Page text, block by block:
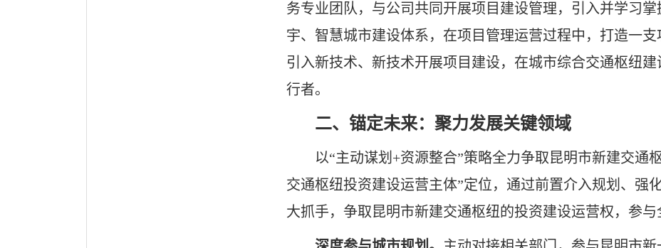
务专业团队，与公司共同开展项目建设管理，引入并学习
宇、智慧城市建设体系，在项目管理运营过程中，打造一支
引入新技术、新技术开展项目建设，在城市综合交通枢纽
行者。
二、锚定未来：聚力发展关键领域
以“主动谋划+资源整合”策略全力争取昆明市新建交通
交通枢纽投资建设运营主体”定位，通过前置介入规划、强
大抓手，争取昆明市新建交通枢纽的投资建设运营权，参与